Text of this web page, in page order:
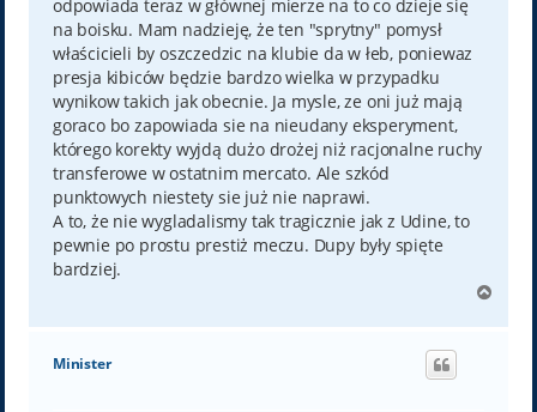
odpowiada teraz w głównej mierze na to co dzieje się
na boisku. Mam nadzieję, że ten "sprytny" pomysł
właścicieli by oszczedzic na klubie da w łeb, poniewaz
presja kibiców będzie bardzo wielka w przypadku
wynikow takich jak obecnie. Ja mysle, ze oni już mają
goraco bo zapowiada sie na nieudany eksperyment,
którego korekty wyjdą dużo drożej niż racjonalne ruchy
transferowe w ostatnim mercato. Ale szkód
punktowych niestety sie już nie naprawi.
A to, że nie wygladalismy tak tragicznie jak z Udine, to
pewnie po prostu prestiż meczu. Dupy były spięte
bardziej.
g
Minister